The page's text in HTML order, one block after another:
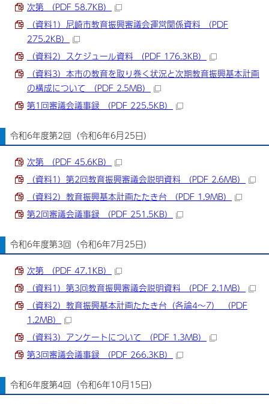
次第 （PDF 58.7KB）
（資料1）尼崎市教育振興審議会運営関係資料 （PDF
275.2KB）
（資料2）スケジュール資料 （PDF 176.3KB）
（資料3）本市の教育を取り巻く状況と次期教育振興基本計画
の構成について （PDF 2.5MB）
第1回審議会議事録 （PDF 225.5KB）
令和6年度第2回（令和6年6月25日）
次第 （PDF 45.6KB）
（資料1）第2回教育振興審議会説明資料 （PDF 2.6MB）
（資料2）教育振興基本計画たたき台 （PDF 1.9MB）
第2回審議会議事録 （PDF 251.5KB）
令和6年度第3回（令和6年7月25日）
次第 （PDF 47.1KB）
（資料1）第3回教育振興審議会説明資料 （PDF 2.1MB）
（資料2）教育振興基本計画たたき台（各論4～7） （PDF
1.2MB）
（資料3）アンケートについて （PDF 1.3MB）
第3回審議会議事録 （PDF 266.3KB）
令和6年度第4回（令和6年10月15日）